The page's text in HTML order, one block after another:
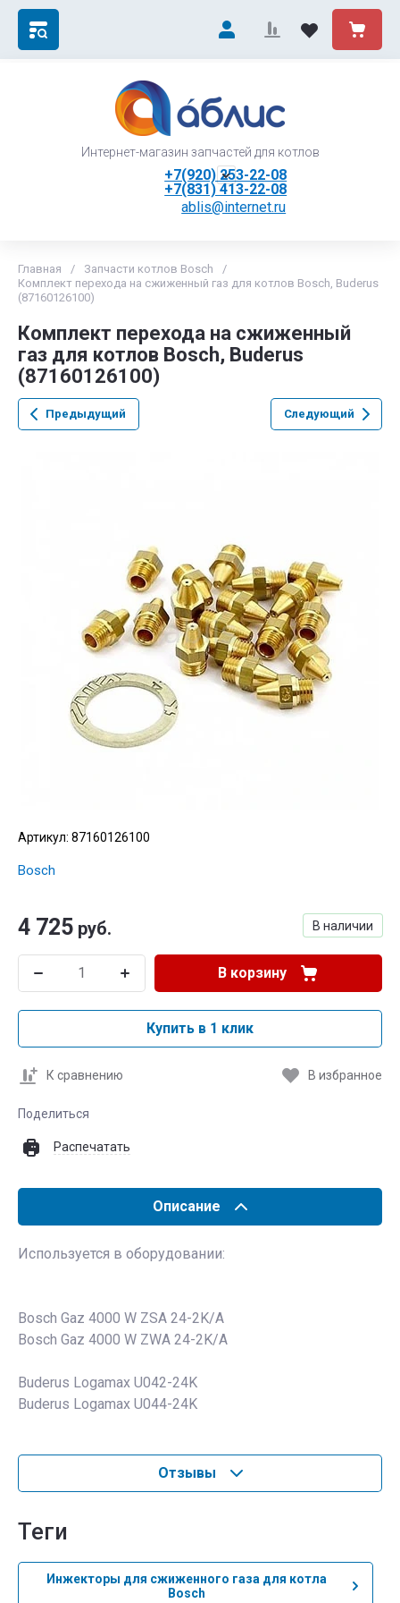
Интернет-магазин запчастей для котлов
+7(920) 253-22-08
+7(831) 413-22-08
ablis@internet.ru
Главная / Запчасти котлов Bosch
/
Комплект перехода на сжиженный газ для котлов Bosch, Buderus
(87160126100)
Комплект перехода на сжиженный
газ для котлов Bosch, Buderus
(87160126100)
Предыдущий Следующий
Артикул: 87160126100
Bosch
В наличии
4 725 руб.
В корзину
Купить в 1 клик
К сравнению В избранное
Поделиться
Распечатать
Описание
Используется в оборудовании:
Bosch Gaz 4000 W ZSA 24-2K/A
Bosch Gaz 4000 W ZWA 24-2K/A
Buderus Logamax U042-24K
Buderus Logamax U044-24K
Отзывы
теги
Инжекторы для сжиженного газа для котла
Bosch